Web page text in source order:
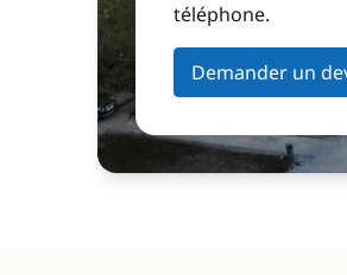
téléphone.
Demander un